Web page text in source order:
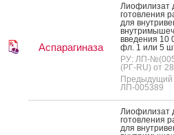
Аспарагиназа
Ли­офи­лизат
готов­ле­ния
для
вве­дения 10
фл. 1 или 5
РУ: ЛП-
(РГ-RU) от
ЛП-005389
Ли­офи­лизат
готов­ле­ния
для